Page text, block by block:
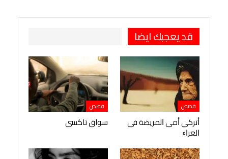
قد يعجبك ايضا
قصص
ﺃﺗﺮﻛﻲ ﺃﻣﻰ ﺍﻟﻤﺮﻳﻀﺔ ﻓﻰ
ﺍﻟﻌﺮﺍﺀ
قصص
سواق تاكسى